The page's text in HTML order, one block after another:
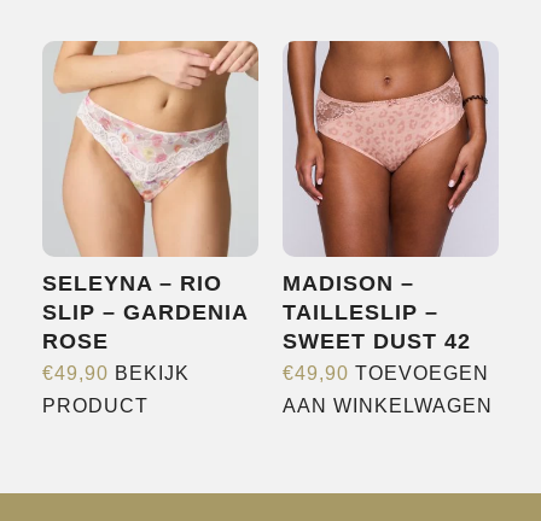
Deze
optie
kan
gekozen
worden
op
de
productpagina
SELEYNA – RIO
SLIP – GARDENIA
ROSE
€49,90 BEKIJK
PRODUCT
meerdere
MADISON –
TAILLESLIP –
SWEET DUST 42
€49,90 TOEVOEGEN
AAN WINKELWAGEN